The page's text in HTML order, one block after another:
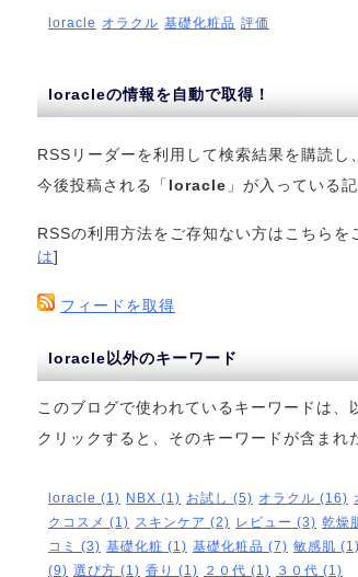
loracle オラクル 基礎化粧品 評価
loracleの情報を自動で取得！
RSSリーダーを利用して検索結果を購読し、
今後投稿される「 loracle 」が入っている
RSSの利用方法をご存知ない方はこちら
は]
フィードを取得
loracle以外のキーワード
このブログで使われているキーワードは、
クリックすると、そのキーワードが含まれ
loracle (1) NBX (1) お試し (5) オラクル (16)
クコスメ (1) スキンケア (2) レビュー (3) 乾燥
コミ (3) 基礎化粧 (1) 基礎化粧品 (7) 敏感肌 (1)
(9) 選び方 (1) 香り (1) ２０代 (1) ３０代 (1)